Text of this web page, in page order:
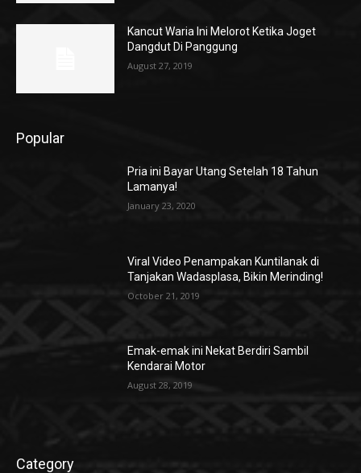
Kancut Waria Ini Melorot Ketika Joget
Dangdut Di Panggung
August 27, 2019
Popular
Pria ini Bayar Utang Setelah 18 Tahun
Lamanya!
January 23, 2020
Viral Video Penampakan Kuntilanak di
Tanjakan Wadasplasa, Bikin Merinding!
October 21, 2019
Emak-emak ini Nekat Berdiri Sambil
Kendarai Motor
August 28, 2019
Category